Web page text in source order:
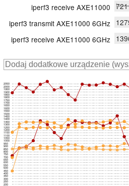
iperf3 receive AXE11000
iperf3 transmit AXE11000 6GHz
iperf3 receive AXE11000 6GHz
200
250
300
350
400
450
500
550
600
650
700
750
800
850
900
950
1000
1050
1100
1150
1200
1250
1300
1350
1400
1450
1500
1550
1600
1650
1700
1750
1800
1850
1900
1950
2000
2050